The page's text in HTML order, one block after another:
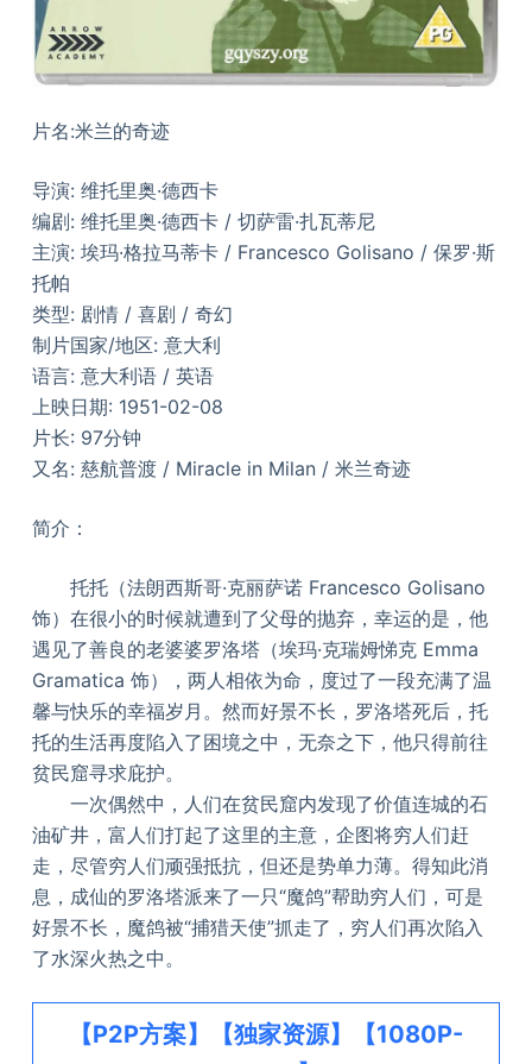
片名:米兰的奇迹
导演: 维托里奥·德西卡
编剧: 维托里奥·德西卡 / 切萨雷·扎瓦蒂尼
主演: 埃玛·格拉马蒂卡 / Francesco Golisano / 保罗·斯
托帕
类型: 剧情 / 喜剧 / 奇幻
制片国家/地区: 意大利
语言: 意大利语 / 英语
上映日期: 1951-02-08
片长: 97分钟
又名: 慈航普渡 / Miracle in Milan / 米兰奇迹
简介：
托托（法朗西斯哥·克丽萨诺 Francesco Golisano
饰）在很小的时候就遭到了父母的抛弃，幸运的是，他
遇见了善良的老婆婆罗洛塔（埃玛·克瑞姆悌克 Emma
Gramatica 饰），两人相依为命，度过了一段充满了温
馨与快乐的幸福岁月。然而好景不长，罗洛塔死后，托
托的生活再度陷入了困境之中，无奈之下，他只得前往
贫民窟寻求庇护。
一次偶然中，人们在贫民窟内发现了价值连城的石
油矿井，富人们打起了这里的主意，企图将穷人们赶
走，尽管穷人们顽强抵抗，但还是势单力薄。得知此消
息，成仙的罗洛塔派来了一只“魔鸽”帮助穷人们，可是
好景不长，魔鸽被“捕猎天使”抓走了，穷人们再次陷入
了水深火热之中。
【P2P方案】【独家资源】【1080P-